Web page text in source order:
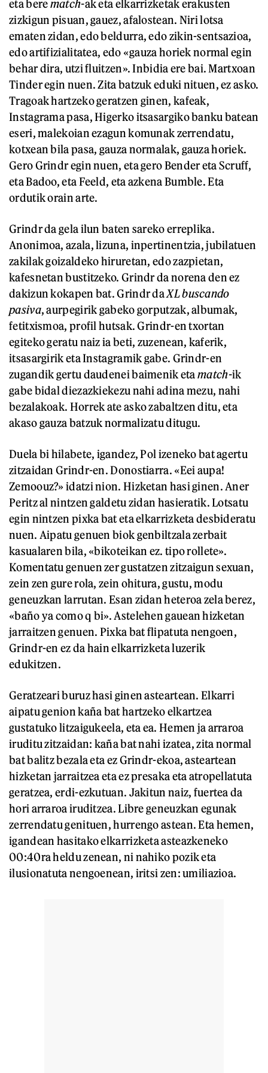
eta berematch-ak eta elkarrizketak erakusten
zizkigun pisuan, gauez, afalostean. Niri lotsa
ematen zidan, edo beldurra, edo zikin-sentsazioa,
edo artifizialitatea, edo «gauza horiek normal egin
behar dira, utzi fluitzen». Inbidia ere bai. Martxoan
Tinder egin nuen. Zita batzuk eduki nituen, ez asko.
Tragoak hartzeko geratzen ginen, kafeak,
Instagrama pasa, Higerko itsasargiko banku batean
eseri, malekoian ezagun komunak zerrendatu,
kotxean bila pasa, gauza normalak, gauza horiek.
Gero Grindr egin nuen, eta gero Bender eta Scruff,
eta Badoo, eta Feeld, eta azkena Bumble. Eta
ordutik orain arte.
Grindr da gela ilun baten sareko erreplika.
Anonimoa, azala, lizuna, inpertinentzia, jubilatuen
zakilak goizaldeko hiruretan, edo zazpietan,
kafesnetan bustitzeko. Grindr da norena den ez
dakizun kokapen bat. Grindr daXL buscando
pasiva, aurpegirik gabeko gorputzak, albumak,
fetitxismoa, profil hutsak. Grindr-en txortan
egiteko geratu naiz ia beti, zuzenean, kaferik,
itsasargirik eta Instagramik gabe. Grindr-en
zugandik gertu daudenei baimenik etamatch-ik
gabe bidal diezazkiekezu nahi adina mezu, nahi
bezalakoak. Horrek ate asko zabaltzen ditu, eta
akaso gauza batzuk normalizatu ditugu.
Duela bi hilabete, igandez, Pol izeneko bat agertu
zitzaidan Grindr-en. Donostiarra. «Eei aupa!
Zemoouz?» idatzi nion. Hizketan hasi ginen. Aner
Peritz al nintzen galdetu zidan hasieratik. Lotsatu
egin nintzen pixka bat eta elkarrizketa desbideratu
nuen. Aipatu genuen biok genbiltzala zerbait
kasualaren bila, «bikoteikan ez. tipo rollete».
Komentatu genuen zer gustatzen zitzaigun sexuan,
zein zen gure rola, zein ohitura, gustu, modu
geneuzkan larrutan. Esan zidan heteroa zela berez,
«baño ya como q bi». Astelehen gauean hizketan
jarraitzen genuen. Pixka bat flipatuta nengoen,
Grindr-en ez da hain elkarrizketa luzerik
edukitzen.
Geratzeari buruz hasi ginen asteartean. Elkarri
aipatu genion kaña bat hartzeko elkartzea
gustatuko litzaigukeela, eta ea. Hemen ja arraroa
iruditu zitzaidan: kaña bat nahi izatea, zita normal
bat balitz bezala eta ez Grindr-ekoa, asteartean
hizketan jarraitzea eta ez presaka eta atropellatuta
geratzea, erdi-ezkutuan. Jakitun naiz, fuertea da
hori arraroa iruditzea. Libre geneuzkan egunak
zerrendatu genituen, hurrengo astean. Eta hemen,
igandean hasitako elkarrizketa asteazkeneko
00:40ra heldu zenean, ni nahiko pozik eta
ilusionatuta nengoenean, iritsi zen: umiliazioa.